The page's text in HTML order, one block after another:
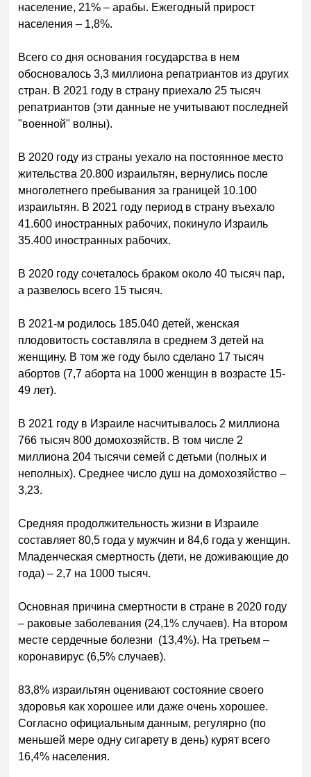
население, 21% – арабы. Ежегодный прирост
населения – 1,8%.
Всего со дня основания государства в нем
обосновалось 3,3 миллиона репатриантов из других
стран. В 2021 году в страну приехало 25 тысяч
репатриантов (эти данные не учитывают последней
"военной" волны).
В 2020 году из страны уехало на постоянное место
жительства 20.800 израильтян, вернулись после
многолетнего пребывания за границей 10.100
израильтян. В 2021 году период в страну въехало
41.600 иностранных рабочих, покинуло Израиль
35.400 иностранных рабочих.
В 2020 году сочеталось браком около 40 тысяч пар,
а развелось всего 15 тысяч.
В 2021-м родилось 185.040 детей, женская
плодовитость составляла в среднем 3 детей на
женщину. В том же году было сделано 17 тысяч
абортов (7,7 аборта на 1000 женщин в возрасте 15-
49 лет).
В 2021 году в Израиле насчитывалось 2 миллиона
766 тысяч 800 домохозяйств. В том числе 2
миллиона 204 тысячи семей с детьми (полных и
неполных). Среднее число душ на домохозяйство –
3,23.
Средняя продолжительность жизни в Израиле
составляет 80,5 года у мужчин и 84,6 года у женщин.
Младенческая смертность (дети, не доживающие до
года) – 2,7 на 1000 тысяч.
Основная причина смертности в стране в 2020 году
– раковые заболевания (24,1% случаев). На втором
месте сердечные болезни (13,4%). На третьем –
коронавирус (6,5% случаев).
83,8% израильтян оценивают состояние своего
здоровья как хорошее или даже очень хорошее.
Согласно официальным данным, регулярно (по
меньшей мере одну сигарету в день) курят всего
16,4% населения.